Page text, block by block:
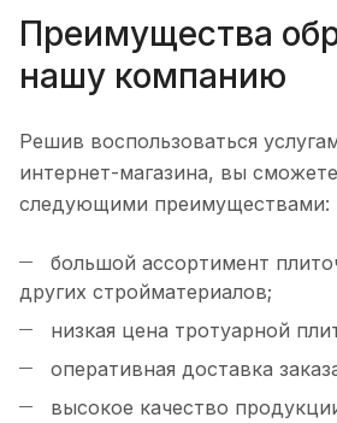
Преимущества
нашу компанию
Решив воспользоваться
интернет-магазина, вы
следующими преимуществами:
большой ассортимент
других стройматериалов;
низкая цена тротуарной
оперативная доставка
высокое качество